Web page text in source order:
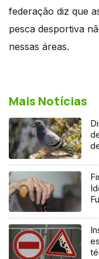
federação diz que
pesca desportiva
nessas áreas.
Mais Notícias